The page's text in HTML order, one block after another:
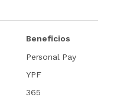
Beneficios
Personal Pay
YPF
365